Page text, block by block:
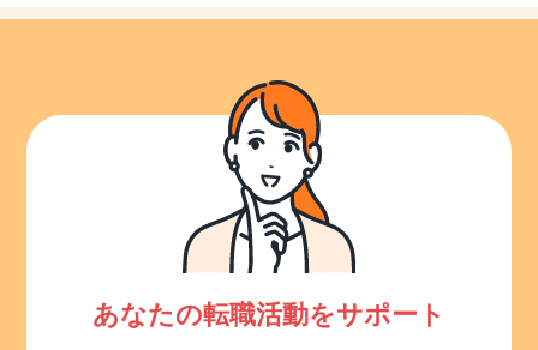
あなたの転職活動をサポート